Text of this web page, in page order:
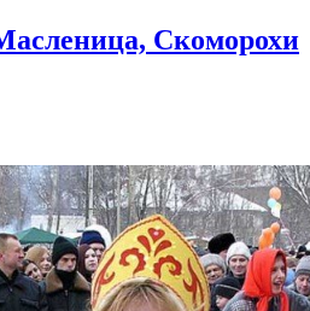
Скоморохи